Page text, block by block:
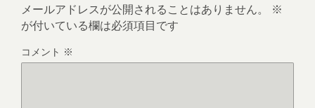
メールアドレスが公開されることはありません。
※
が付いている欄は必須項目です
コメント ※